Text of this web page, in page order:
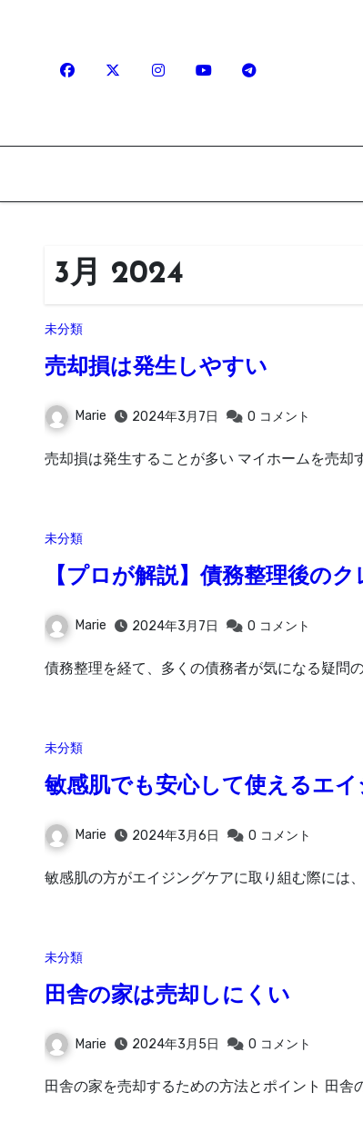
3月 2024
未分類
売却損は発生しやすい
Marie 2024年3月7日 0 コメント
売却損は発生することが多い マイホームを売
未分類
【プロが解説】債務整理後の
Marie 2024年3月7日 0 コメント
債務整理を経て、多くの債務者が気になる疑問
未分類
敏感肌でも安心して使えるエ
Marie 2024年3月6日 0 コメント
敏感肌の方がエイジングケアに取り組む際には
未分類
田舎の家は売却しにくい
Marie 2024年3月5日 0 コメント
田舎の家を売却するための方法とポイント 田